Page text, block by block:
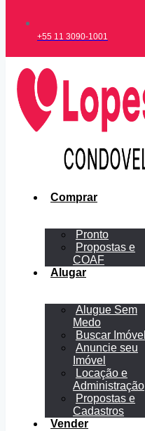
+55 11 3090-1001
Comprar
Pronto
Propostas e
COAF
Alugar
Alugue Sem
Medo
Buscar Imóvel
Anuncie seu
Imóvel
Locação e
Administração
Propostas e
Cadastros
Vender